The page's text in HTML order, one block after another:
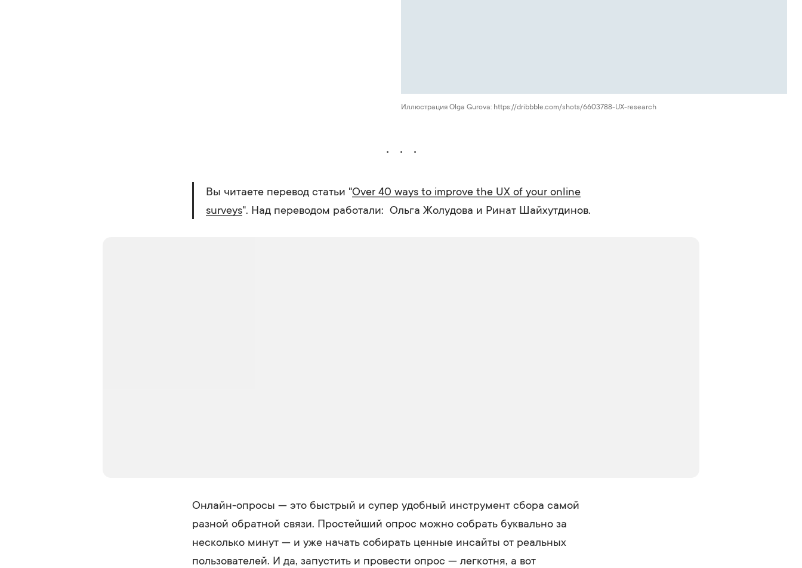
Иллюстрация Olga Gurova: https://dribbble.com/shots/6603788-UX-research
Вы читаете перевод статьи "Over 40 ways to improve the UX of your online
surveys". Над переводом работали: Ольга Жолудова и Ринат Шайхутдинов.
Онлайн-опросы — это быстрый и супер удобный инструмент сбора самой
разной обратной связи. Простейший опрос можно собрать буквально за
несколько минут — и уже начать собирать ценные инсайты от реальных
пользователей. И да, запустить и провести опрос — легкотня, а вот